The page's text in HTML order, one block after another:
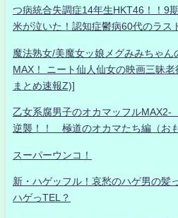
つ病統合失調症14年生HKT46！！9
米が泣いた！認知症鬱病60代のラス
魔法熟女/美魔女ッ娘メグみみちゃ
MAX！ ニート仙人仙女の映画三昧
まとめ速報Z)]
乙女系腐男子のオカマッフル
逆襲！！ 極道のオカマたち編（お
スーパーウンコ！
新・ハゲッフル！哀愁のハゲ男の髪
ハゲっTEL？